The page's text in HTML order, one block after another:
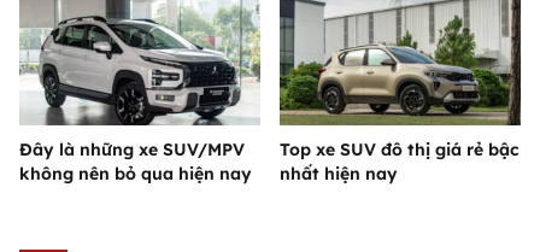
Đây là những xe SUV/MPV
không nên bỏ qua hiện nay
Top xe SUV đô thị giá rẻ bậc
nhất hiện nay